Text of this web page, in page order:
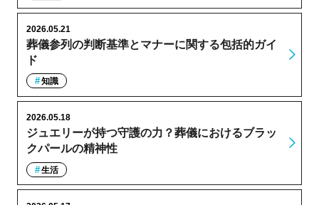
葬儀参列の判断基準とマナーに関する包括的ガイ
ド
2026.05.21
知識
ジュエリーが持つ守護の力？葬儀におけるブラッ
クパールの精神性
2026.05.18
生活